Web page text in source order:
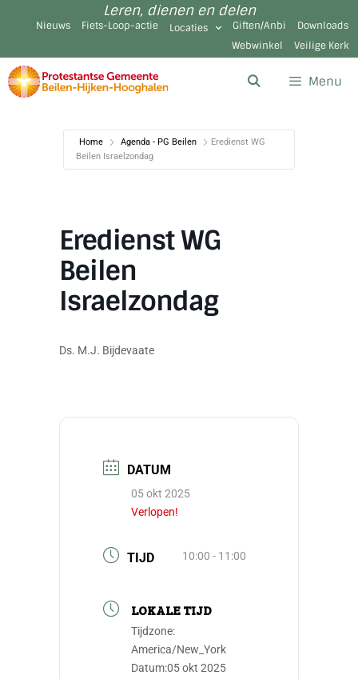
Leren, dienen en delen
Nieuws Fiets-Loop-actie Locaties Giften/Anbi
Downloads
Webwinkel
Veilige Kerk
Menu
Home Agenda - PG Beilen
Eredienst WG
Beilen Israelzondag
Eredienst WG
Beilen
Israelzondag
Ds. M.J. Bijdevaate
DATUM
05 okt 2025
Verlopen!
TIJD 10:00 - 11:00
LOKALE TIJD
Tijdzone:
America/New_York
Datum:05 okt 2025